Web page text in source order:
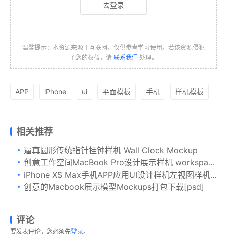
去登录
温馨提示：本资源来源于互联网，仅供参考学习使用。若该资源侵犯
了您的权益，请 联系我们 处理。
APP iPhone ui 平面模板 手机 样机模板
相关推荐
逼真圆形传统指针挂钟样机 Wall Clock Mockup
创意工作空间MacBook Pro设计展示样机 workspace desk clay mockup with macbook pro
iPhone XS Max手机APP应用UI设计样机左视图样机02 iPhone XS Max Mockup, Isometric Left View 02
创意的Macbook展示模型Mockups打包下载[psd]
评论
要发表评论，您必须先登录。